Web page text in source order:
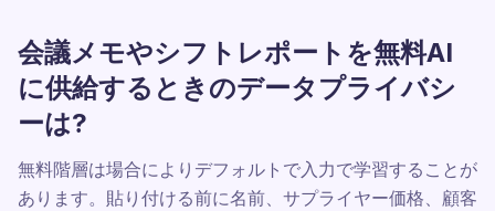
会議メモやシフトレポートを無料AI
に供給するときのデータプライバシ
ーは?
無料階層は場合によりデフォルトで入力で学習することが
あります。貼り付ける前に名前、サプライヤー価格、顧客